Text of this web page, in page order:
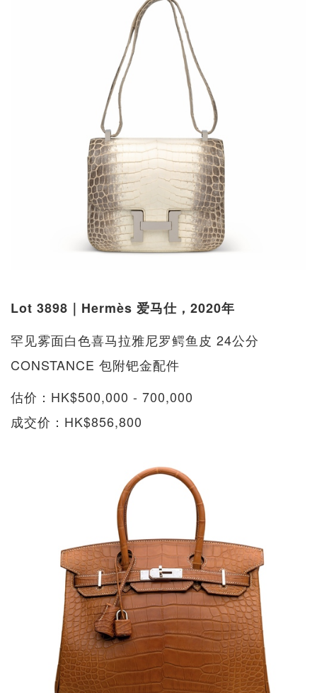
Lot 3898｜Hermès 爱马仕，2020年
罕见雾面白色喜马拉雅尼罗鳄鱼皮 24公分
CONSTANCE 包附钯金配件
估价：HK$500,000 - 700,000
成交价：HK$856,800